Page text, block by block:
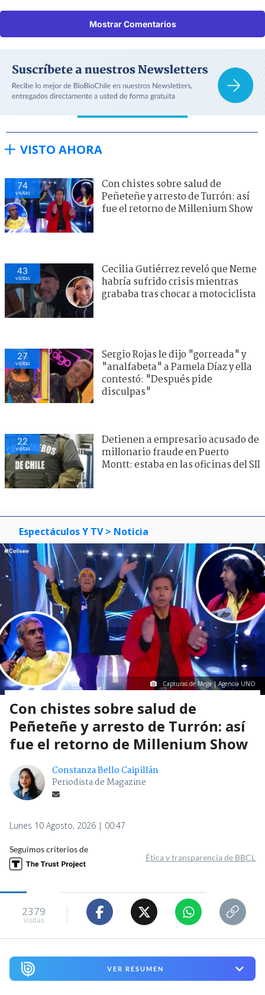
Mostrar Comentarios
VISTO AHORA
74
visitas
Con chistes sobre salud de
Peñeteñe y arresto de Turrón: así
fue el retorno de Millenium Show
43
visitas
Cecilia Gutiérrez reveló que Neme
habría sufrido crisis mientras
grababa tras chocar a motociclista
27
visitas
Sergio Rojas le dijo "gorreada" y
"analfabeta" a Pamela Díaz y ella
contestó: "Después pide
disculpas"
22
visitas
Detienen a empresario acusado de
millonario fraude en Puerto
Montt: estaba en las oficinas del SII
Espectáculos Y TV > Noticia
Capturas de Mega | Agencia UNO
Con chistes sobre salud de
Peñeteñe y arresto de Turrón: así
fue el retorno de Millenium Show
Constanza Bello Caipillán
Periodista de Magazine
Lunes 10 Agosto, 2026 | 00:47
Seguimos criterios de
Ética y transparencia de BBCL
2379
visitas
VER RESUMEN